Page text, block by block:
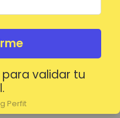
para validar tu
Perfit